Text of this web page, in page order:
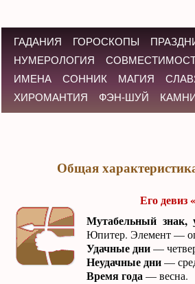
ГАДАНИЯ ГОРОСКОПЫ
НУМЕРОЛОГИЯ
ИМЕНА
СОННИК МАГИЯ
ХИРОМАНТИЯ
ФЭН-ШУЙ
Общая
Его
Мутабельный знак,
Юпитер. Элемент —
Удачные дни—
Неудачные дни—
Время года — весна.